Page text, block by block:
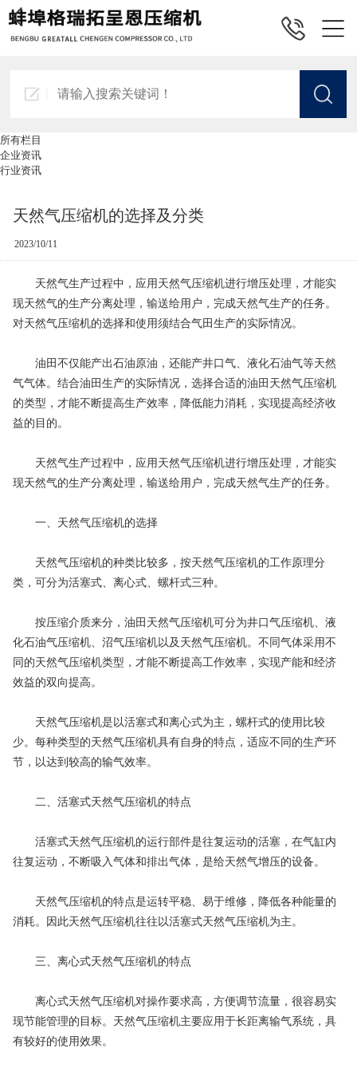
所有栏目
企业资讯
行业资讯
天然气压缩机的选择及分类
2023/10/11
天然气生产过程中，应用天然气压缩机进行增压处理，才能实
现天然气的生产分离处理，输送给用户，完成天然气生产的任务。
对天然气压缩机的选择和使用须结合气田生产的实际情况。
油田不仅能产出石油原油，还能产井口气、液化石油气等天然
气气体。结合油田生产的实际情况，选择合适的油田天然气压缩机
的类型，才能不断提高生产效率，降低能力消耗，实现提高经济收
益的目的。
天然气生产过程中，应用天然气压缩机进行增压处理，才能实
现天然气的生产分离处理，输送给用户，完成天然气生产的任务。
一、天然气压缩机的选择
天然气压缩机的种类比较多，按天然气压缩机的工作原理分
类，可分为活塞式、离心式、螺杆式三种。
按压缩介质来分，油田天然气压缩机可分为井口气压缩机、液
化石油气压缩机、沼气压缩机以及天然气压缩机。不同气体采用不
同的天然气压缩机类型，才能不断提高工作效率，实现产能和经济
效益的双向提高。
天然气压缩机是以活塞式和离心式为主，螺杆式的使用比较
少。每种类型的天然气压缩机具有自身的特点，适应不同的生产环
节，以达到较高的输气效率。
二、活塞式天然气压缩机的特点
活塞式天然气压缩机的运行部件是往复运动的活塞，在气缸内
往复运动，不断吸入气体和排出气体，是给天然气增压的设备。
天然气压缩机的特点是运转平稳、易于维修，降低各种能量的
消耗。因此天然气压缩机往往以活塞式天然气压缩机为主。
三、离心式天然气压缩机的特点
离心式天然气压缩机对操作要求高，方便调节流量，很容易实
现节能管理的目标。天然气压缩机主要应用于长距离输气系统，具
有较好的使用效果。